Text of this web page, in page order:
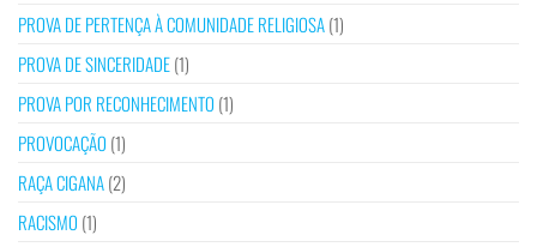
PROVA DE PERTENÇA À COMUNIDADE RELIGIOSA(1)
PROVA DE SINCERIDADE(1)
PROVA POR RECONHECIMENTO (1)
PROVOCAÇÃO (1)
RAÇA CIGANA(2)
RACISMO (1)